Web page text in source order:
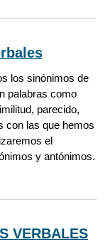
los sinónimos de
palabras como
parecido,
con las que hemos
el
y antónimos.
VERBALES